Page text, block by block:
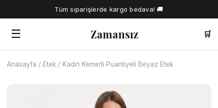
Tüm siparişlerde kargo bedava! 🚚
☰ Zamansız 🛒
Anasayfa / Etek / Kadın Kemerli Puantiyeli Beyaz Etek